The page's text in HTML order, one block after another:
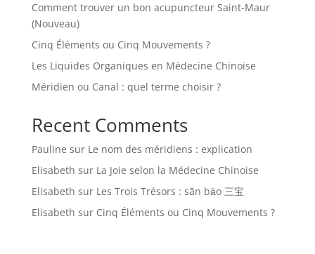
Comment trouver un bon acupuncteur Saint-Maur
(Nouveau)
Cinq Éléments ou Cinq Mouvements ?
Les Liquides Organiques en Médecine Chinoise
Méridien ou Canal : quel terme choisir ?
Recent Comments
Pauline sur Le nom des méridiens : explication
Elisabeth sur La Joie selon la Médecine Chinoise
Elisabeth sur Les Trois Trésors : sān bǎo 三宝
Elisabeth sur Cinq Éléments ou Cinq Mouvements ?